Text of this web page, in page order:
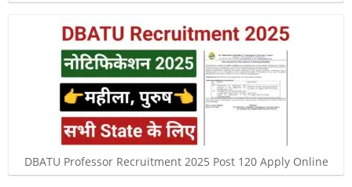
DBATU Professor Recruitment 2025 Post 120 Apply Online